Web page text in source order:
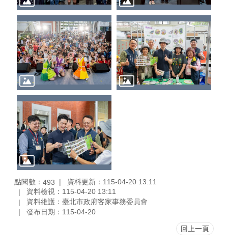
點閱數： 493
資料更新：115-04-20 13:11
資料檢視：115-04-20 13:11
資料維護：臺北市政府客家事務委員會
發布日期：115-04-20
回上一頁